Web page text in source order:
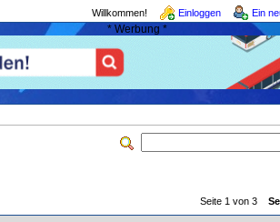
Willkommen! Einloggen Ein
* Werbung *
Seite 1 von 3